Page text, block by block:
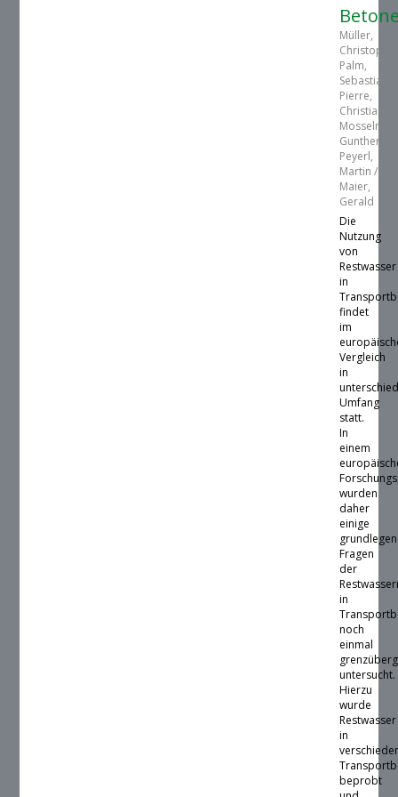
Müller,
Christoph /
Palm,
Sebastian /
Pierre,
Christian /
Gunther /
Peyerl,
Martin /
Maier,
Gerald
Die
Nutzung
von
Restwasser
in
findet
im
Vergleich
in
Umfang
statt.
In
einem
wurden
daher
einige
Fragen
der
in
noch
einmal
untersucht.
Hierzu
wurde
Restwasser
in
beprobt